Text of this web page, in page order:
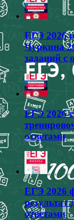
ЕГЭ 2026
Чуркина
заданий с
ЕГЭ 2026
ответами
ЕГЭ 2026
результат
ответами